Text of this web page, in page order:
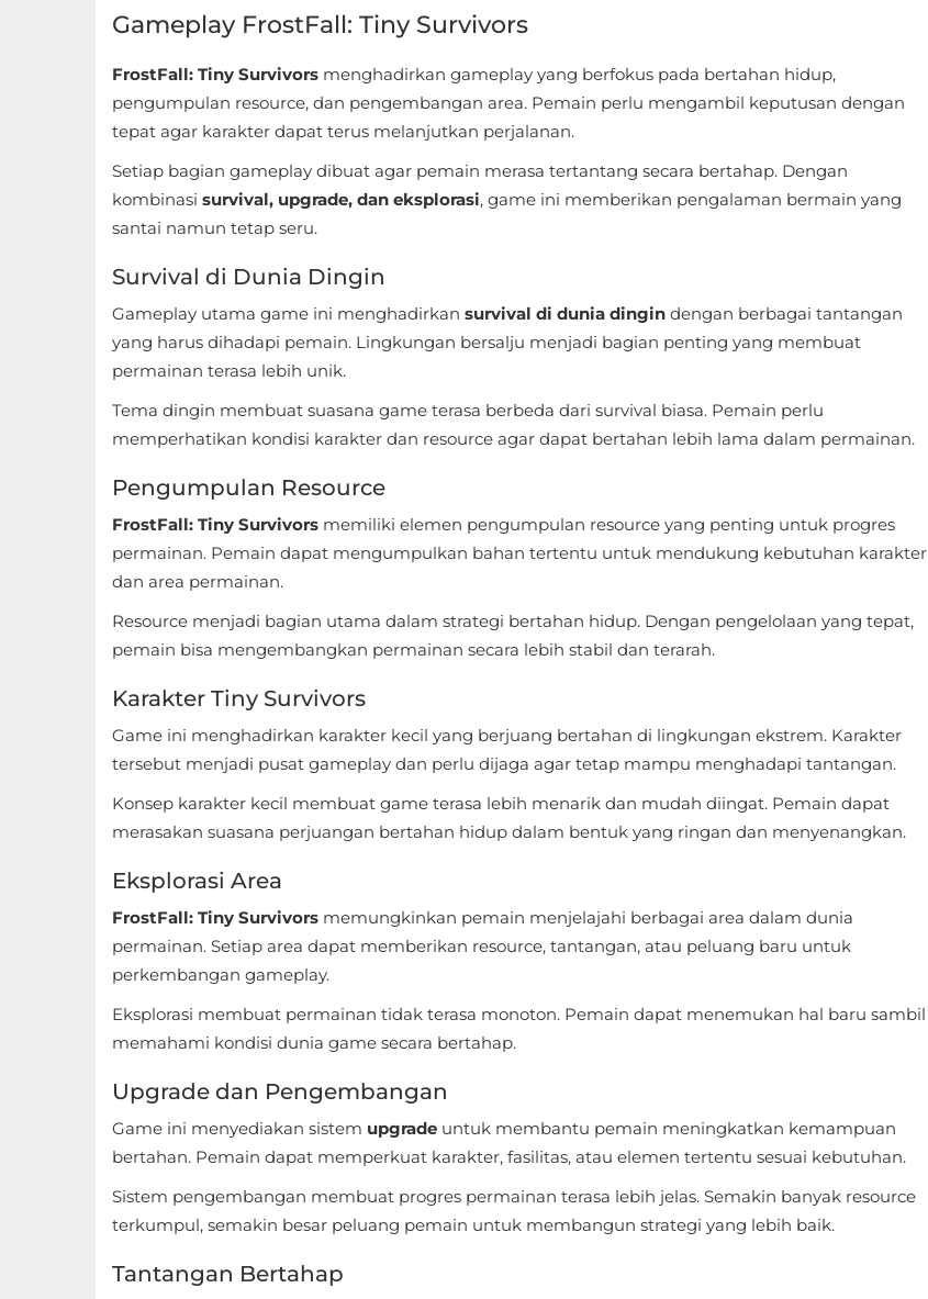
Standalone
Reference
Communication
Education
Entertainment
Gameplay FrostFall: Tiny Survivors
FrostFall: Tiny Survivors menghadirkan gameplay yang berfokus pada bertahan hidup,
pengumpulan resource, dan pengembangan area. Pemain perlu mengambil keputusan dengan
tepat agar karakter dapat terus melanjutkan perjalanan.
Setiap bagian gameplay dibuat agar pemain merasa tertantang secara bertahap. Dengan
kombinasi survival, upgrade, dan eksplorasi, game ini memberikan pengalaman bermain yang
santai namun tetap seru.
Survival di Dunia Dingin
Gameplay utama game ini menghadirkan survival di dunia dingin dengan berbagai tantangan
yang harus dihadapi pemain. Lingkungan bersalju menjadi bagian penting yang membuat
permainan terasa lebih unik.
Tema dingin membuat suasana game terasa berbeda dari survival biasa. Pemain perlu
memperhatikan kondisi karakter dan resource agar dapat bertahan lebih lama dalam permainan.
Pengumpulan Resource
FrostFall: Tiny Survivors memiliki elemen pengumpulan resource yang penting untuk progres
permainan. Pemain dapat mengumpulkan bahan tertentu untuk mendukung kebutuhan karakter
dan area permainan.
Resource menjadi bagian utama dalam strategi bertahan hidup. Dengan pengelolaan yang tepat,
pemain bisa mengembangkan permainan secara lebih stabil dan terarah.
Karakter Tiny Survivors
Game ini menghadirkan karakter kecil yang berjuang bertahan di lingkungan ekstrem. Karakter
tersebut menjadi pusat gameplay dan perlu dijaga agar tetap mampu menghadapi tantangan.
Konsep karakter kecil membuat game terasa lebih menarik dan mudah diingat. Pemain dapat
merasakan suasana perjuangan bertahan hidup dalam bentuk yang ringan dan menyenangkan.
Eksplorasi Area
FrostFall: Tiny Survivors memungkinkan pemain menjelajahi berbagai area dalam dunia
permainan. Setiap area dapat memberikan resource, tantangan, atau peluang baru untuk
perkembangan gameplay.
Eksplorasi membuat permainan tidak terasa monoton. Pemain dapat menemukan hal baru sambil
memahami kondisi dunia game secara bertahap.
Upgrade dan Pengembangan
Game ini menyediakan sistem upgrade untuk membantu pemain meningkatkan kemampuan
bertahan. Pemain dapat memperkuat karakter, fasilitas, atau elemen tertentu sesuai kebutuhan.
Sistem pengembangan membuat progres permainan terasa lebih jelas. Semakin banyak resource
terkumpul, semakin besar peluang pemain untuk membangun strategi yang lebih baik.
Tantangan Bertahap